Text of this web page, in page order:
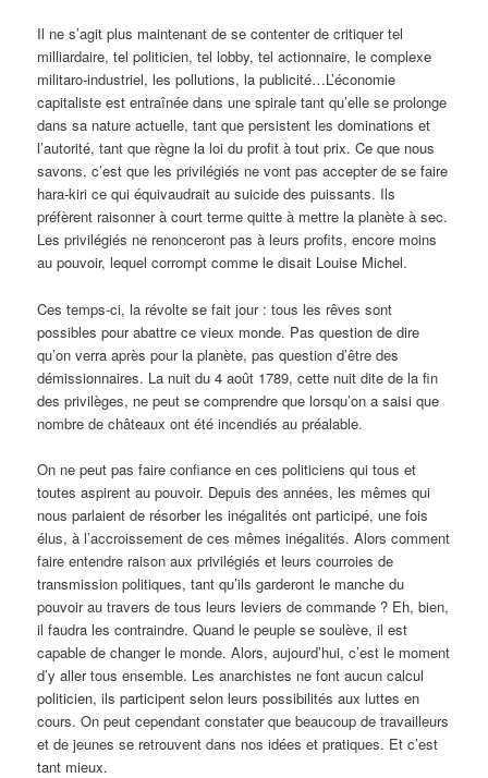
Il ne s’agit plus maintenant de se contenter de critiquer tel
milliardaire, tel politicien, tel lobby, tel actionnaire, le complexe
militaro-industriel, les pollutions, la publicité…L’économie
capitaliste est entraînée dans une spirale tant qu’elle se prolonge
dans sa nature actuelle, tant que persistent les dominations et
l’autorité, tant que règne la loi du profit à tout prix. Ce que nous
savons, c’est que les privilégiés ne vont pas accepter de se faire
hara-kiri ce qui équivaudrait au suicide des puissants. Ils
préfèrent raisonner à court terme quitte à mettre la planète à sec.
Les privilégiés ne renonceront pas à leurs profits, encore moins
au pouvoir, lequel corrompt comme le disait Louise Michel.
Ces temps-ci, la révolte se fait jour : tous les rêves sont
possibles pour abattre ce vieux monde. Pas question de dire
qu’on verra après pour la planète, pas question d’être des
démissionnaires. La nuit du 4 août 1789, cette nuit dite de la fin
des privilèges, ne peut se comprendre que lorsqu’on a saisi que
nombre de châteaux ont été incendiés au préalable.
On ne peut pas faire confiance en ces politiciens qui tous et
toutes aspirent au pouvoir. Depuis des années, les mêmes qui
nous parlaient de résorber les inégalités ont participé, une fois
élus, à l’accroissement de ces mêmes inégalités. Alors comment
faire entendre raison aux privilégiés et leurs courroies de
transmission politiques, tant qu’ils garderont le manche du
pouvoir au travers de tous leurs leviers de commande ? Eh, bien,
il faudra les contraindre. Quand le peuple se soulève, il est
capable de changer le monde. Alors, aujourd’hui, c’est le moment
d’y aller tous ensemble. Les anarchistes ne font aucun calcul
politicien, ils participent selon leurs possibilités aux luttes en
cours. On peut cependant constater que beaucoup de travailleurs
et de jeunes se retrouvent dans nos idées et pratiques. Et c’est
tant mieux.